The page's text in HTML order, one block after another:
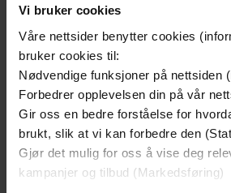
Vi bruker cookies
Våre nettsider benytter cookies
bruker cookies til:
Nødvendige funksjoner på nettsiden
Forbedrer opplevelsen din på vår
Gir oss en bedre forståelse for
brukt, slik at vi kan forbedre den
Gjør det mulig for oss å vise deg
kampanjer og tilbud (Markedsføring)
LYDBOK